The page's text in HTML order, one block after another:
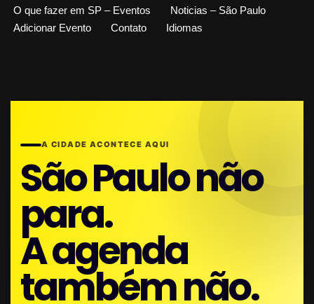
O que fazer em SP – Eventos
Noticias – São Paulo
Adicionar Evento
Contato Idiomas
A CIDADE ACONTECE AQUI
São Paulo não
para.
A agenda
também não.